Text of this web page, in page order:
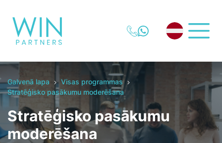
Galvenā lapa
Visas programmas
Stratēģisko pasākumu moderēšana
Stratēģisko pasākumu
moderēšana